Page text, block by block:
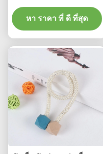
แม่เหล็กตกแต่ง
หา ราคา ที่ ดี ที่สุด